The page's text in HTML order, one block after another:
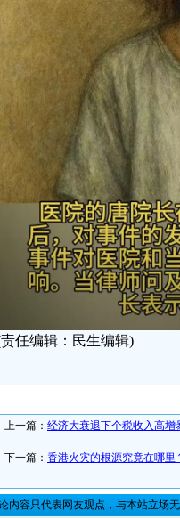
任编辑：民生编辑)
上一篇： 经济大衰退下个税收入高
下一篇： 香港火灾的根源究竟在哪里
内容只代表网友观点，与本站立场